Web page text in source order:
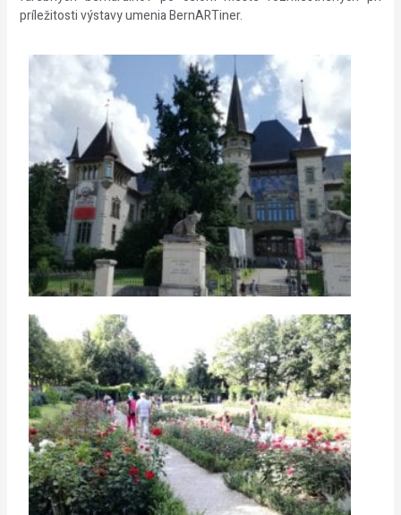
príležitosti výstavy umenia BernARTiner.